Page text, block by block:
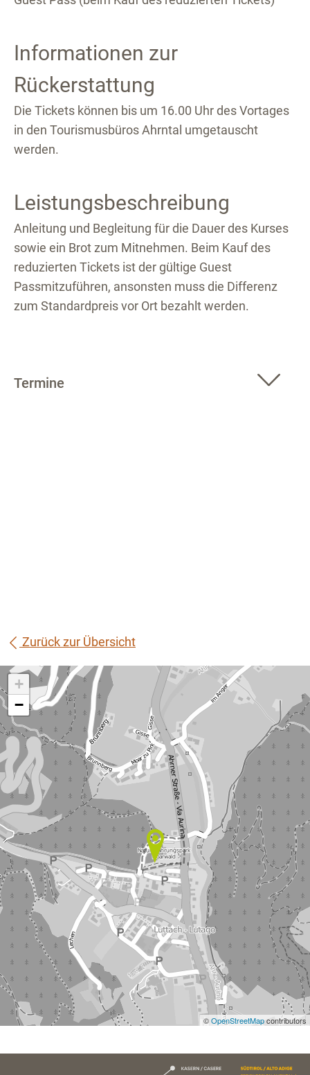
Informationen zur
Rückerstattung
Die Tickets können bis um 16.00 Uhr des Vortages
in den Tourismusbüros Ahrntal umgetauscht
werden.
Leistungsbeschreibung
Anleitung und Begleitung für die Dauer des Kurses
sowie ein Brot zum Mitnehmen. Beim Kauf des
reduzierten Tickets ist der gültige Guest
Passmitzuführen, ansonsten muss die Differenz
zum Standardpreis vor Ort bezahlt werden.
Termine
Zurück zur Übersicht
+
−
©OpenStreetMapcontributors